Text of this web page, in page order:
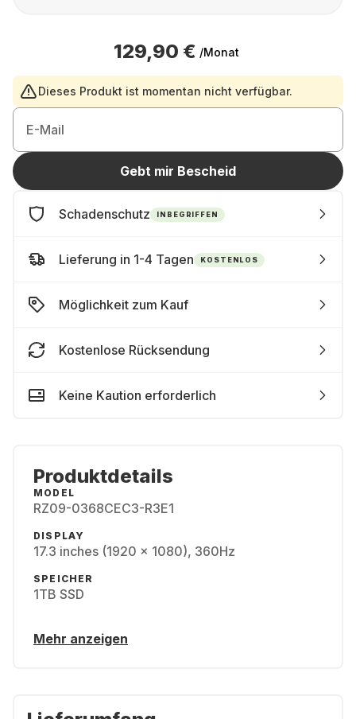
129,90 € /Monat
Dieses Produkt ist momentan nicht verfügbar.
E-Mail
Gebt mir Bescheid
Schadenschutz INBEGRIFFEN
Lieferung in 1-4 Tagen KOSTENLOS
Möglichkeit zum Kauf
Kostenlose Rücksendung
Keine Kaution erforderlich
Produktdetails
MODEL
RZ09-0368CEC3-R3E1
DISPLAY
17.3 inches (1920 x 1080), 360Hz
SPEICHER
1TB SSD
Mehr anzeigen